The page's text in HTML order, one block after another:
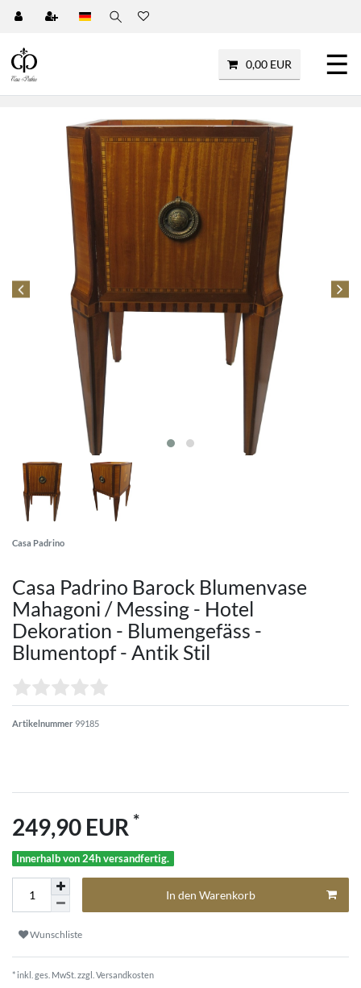
0,00 EUR ☰
Casa Padrino
Casa Padrino Barock Blumenvase
Mahagoni / Messing - Hotel
Dekoration - Blumengefäss -
Blumentopf - Antik Stil
Artikelnummer 99185
249,90 EUR *
Innerhalb von 24h versandfertig.
In den Warenkorb
Wunschliste
* inkl. ges. MwSt. zzgl. Versandkosten